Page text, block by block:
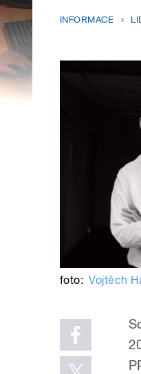
INFORMACE
foto: Vojtěch